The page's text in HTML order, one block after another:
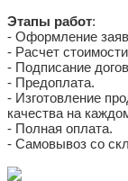
Этапы работ:
- Оформление
- Расчет
- Подписание
- Предоплата.
- Изготовление
качества на
- Полная оплата.
- Самовывоз со